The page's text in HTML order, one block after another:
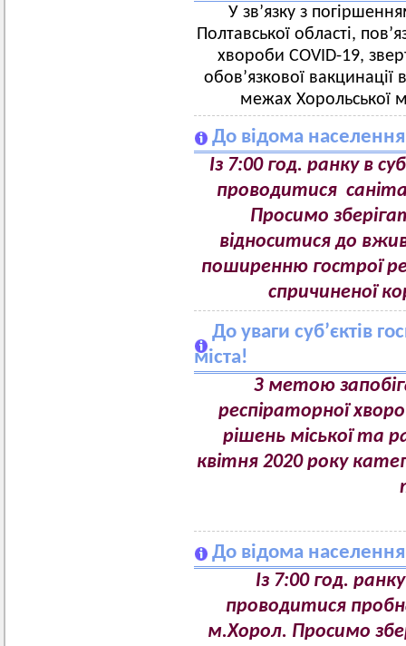
У зв’язку з
Полтавської області,
хвороби COVID-19,
обов’язкової вакцинації
межах Хорольської
До відома
Із 7:00 год. ранку в
проводитися
Просимо
відноситися до
поширенню гострої
спричиненої
До уваги суб’єктів
міста!
З метою
респіраторної
рішень міської та
квітня 2020 року
До відома
Із 7:00 год.
проводитися
м.Хорол. Просимо